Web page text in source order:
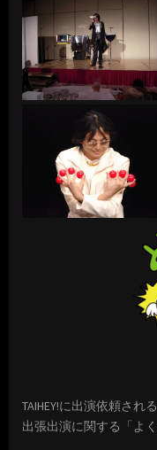
TAIHEY!に出演依頼され
出張出演に関する「よ